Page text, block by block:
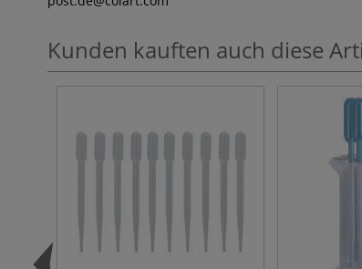
Kunden kauften auch diese